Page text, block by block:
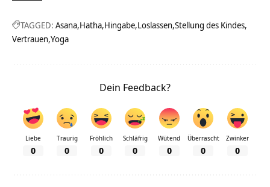
TAGGED: Asana Hatha Hingabe Loslassen Stellung des Kindes
Vertrauen Yoga
Dein Feedback?
Liebe
0
Traurig
0
Fröhlich
0
Schläfrig
0
Wütend
0
Überrascht
0
Zwinker
0